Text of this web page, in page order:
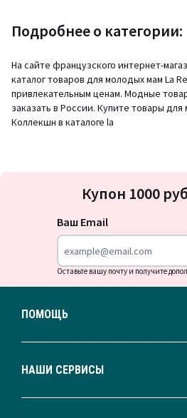
Подробнее о категории:
На сайте французского интернет-
каталог товаров для молодых мам La
привлекательным ценам. Модные
заказать в России. Купите товары
Коллекшн в каталоге la
на
Купон 1000
Ваш Email
Оставьте вашу почту и получите
ПОМОЩЬ
НАШИ СЕРВИСЫ